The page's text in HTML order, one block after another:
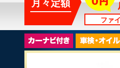
月々定額
ファ